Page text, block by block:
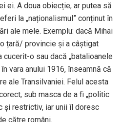
ei. A doua obiecție, ar putea să
la „naționalismul” conținut în
ale mele. Exemplu: dacă Mihai
țară/ provincie și a câștigat
cucerit-o sau dacă „batalioanele
vara anului 1916, înseamnă că
ale Transilvaniei. Felul acesta
sub masca de a fi „politic
și restrictiv, iar unii îl doresc
către români.